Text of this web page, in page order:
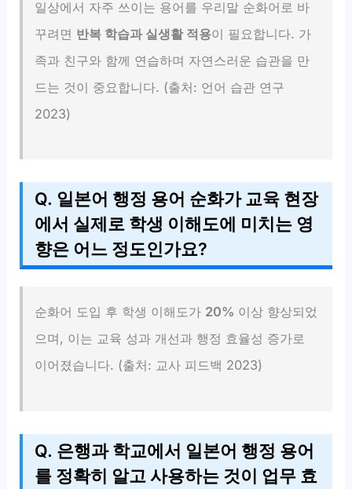
일상에서 자주 쓰이는 용어를 우리말 순화어로 바
꾸려면 반복 학습과 실생활 적용이 필요합니다. 가
족과 친구와 함께 연습하며 자연스러운 습관을 만
드는 것이 중요합니다. (출처: 언어 습관 연구
2023)
Q. 일본어 행정 용어 순화가 교육 현장
에서 실제로 학생 이해도에 미치는 영
향은 어느 정도인가요?
순화어 도입 후 학생 이해도가 20% 이상 향상되었
으며, 이는 교육 성과 개선과 행정 효율성 증가로
이어졌습니다. (출처: 교사 피드백 2023)
Q. 은행과 학교에서 일본어 행정 용어
를 정확히 알고 사용하는 것이 업무 효